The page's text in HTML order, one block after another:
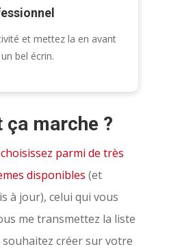
et mettez la en avant
bel écrin.
ça marche ?
parmi de très
disponibles (et
à jour), celui qui vous
me transmettez la liste
souhaitez créer sur votre